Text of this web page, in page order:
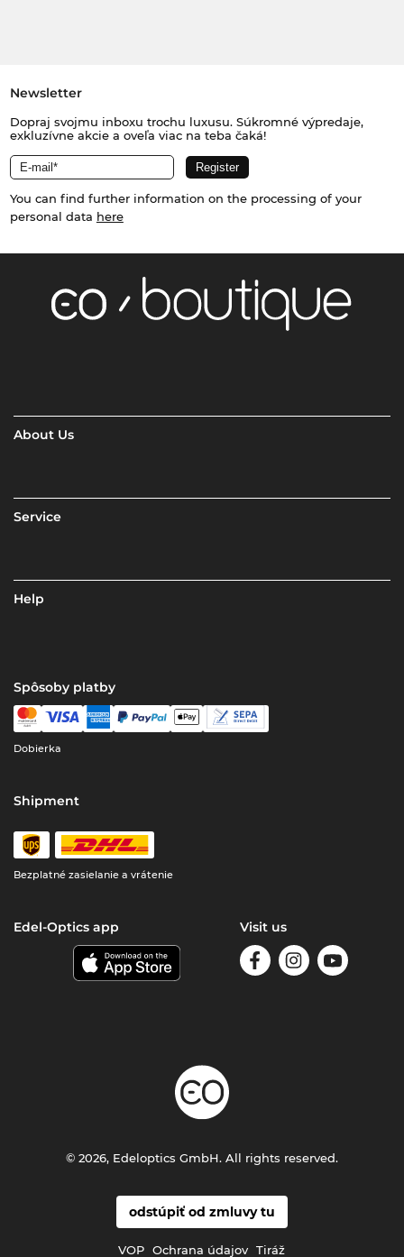
Newsletter
Dopraj svojmu inboxu trochu luxusu. Súkromné výpredaje,
exkluzívne akcie a oveľa viac na teba čaká!
You can find further information on the processing of your
personal data here
About Us
Service
Help
Spôsoby platby
Dobierka
Shipment
Bezplatné zasielanie a vrátenie
Edel-Optics app Visit us
odstúpiť od zmluvy tu
VOP Ochrana údajov Tiráž
© 2026, Edeloptics GmbH. All rights reserved.